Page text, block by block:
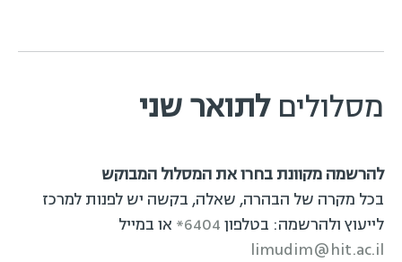
מסלוליםלתואר שני
להרשמה מקוונת בחרו את המסלול המבוקש
בכל מקרה של הבהרה, שאלה, בקשה יש לפנות למרכז
לייעוץ ולהרשמה: בטלפון 6404* או במייל
limudim@hit.ac.il